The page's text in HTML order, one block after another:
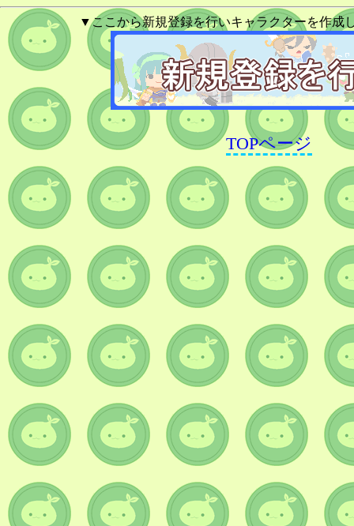
▼ここから新規登録を行いキャラクターを作成
TOPページ